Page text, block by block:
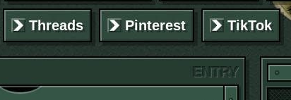
Threads Pinterest TikTok